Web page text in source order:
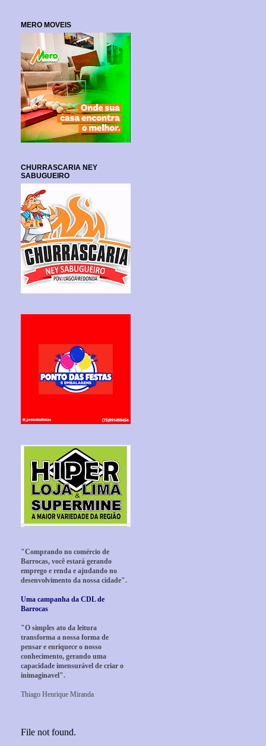
MERO MOVEIS
CHURRASCARIA NEY
SABUGUEIRO
"Comprando no comércio de
Barrocas, você estará gerando
emprego e renda e ajudando no
desenvolvimento da nossa cidade".
Uma campanha da CDL de
Barrocas
"O simples ato da leitura
transforma a nossa forma de
pensar e enriquece o nosso
conhecimento, gerando uma
capacidade imensurável de criar o
inimaginavel".
Thiago Henrique Miranda